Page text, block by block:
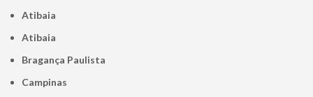
Atibaia
Atibaia
Bragança Paulista
Campinas